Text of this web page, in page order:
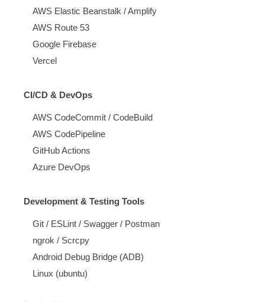
AWS Elastic Beanstalk / Amplify
AWS Route 53
Google Firebase
Vercel
CI/CD & DevOps
AWS CodeCommit / CodeBuild
AWS CodePipeline
GitHub Actions
Azure DevOps
Development & Testing Tools
Git / ESLint / Swagger / Postman
ngrok / Scrcpy
Android Debug Bridge (ADB)
Linux (ubuntu)